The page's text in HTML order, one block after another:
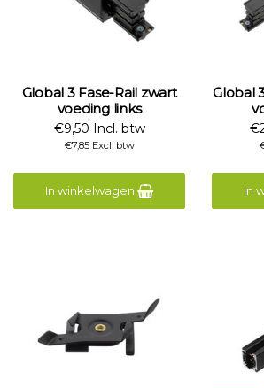
Global 3 Fase-Rail zwart
voeding links
€9,50 Incl. btw
€7,85 Excl. btw
In winkelwagen
Global
In